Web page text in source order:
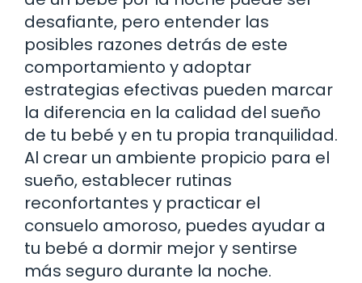
desafiante, pero entender las
posibles razones detrás de este
comportamiento y adoptar
estrategias efectivas pueden marcar
la diferencia en la calidad del sueño
de tu bebé y en tu propia tranquilidad.
Al crear un ambiente propicio para el
sueño, establecer rutinas
reconfortantes y practicar el
consuelo amoroso, puedes ayudar a
tu bebé a dormir mejor y sentirse
más seguro durante la noche.